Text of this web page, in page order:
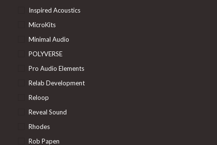
Inspired Acoustics
MicroKits
Minimal Audio
POLYVERSE
Pro Audio Elements
Relab Development
Reloop
Reveal Sound
Rhodes
Rob Papen